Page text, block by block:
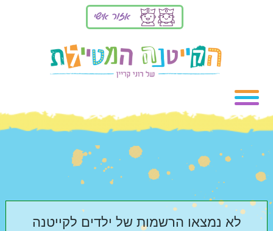
אזור אישי
הקייטנות
אודות
הקייטנה
שואלים
ממליצים
לא נמצאו הרשמות של ילדים לקייטנה